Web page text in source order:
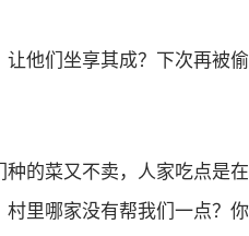
他们坐享其成？下次再被
的菜又不卖，人家吃点是
里哪家没有帮我们一点？